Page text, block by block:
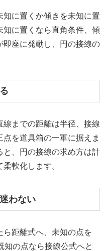
に置くか傾きを未知に置
知に置くなら直角条件、傾
即座に発動し、円の接線の
までの距離は半径、接線
を道具箱の一軍に据えま
、円の接線の求め方は計
軟化します。
わない
ら距離式へ、未知の点を
知の点なら接線公式へと